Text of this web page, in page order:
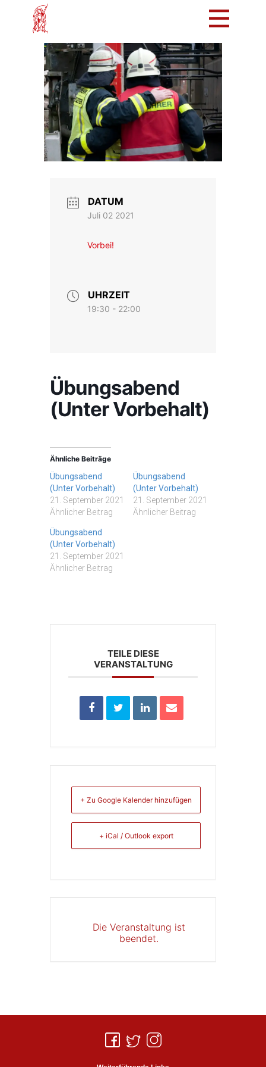
Mach mit!
Löschzug
Tradition
Bürger
Intern
DATUM
Juli 02 2021
Vorbei!
UHRZEIT
19:30 - 22:00
Übungsabend
(Unter Vorbehalt)
Ähnliche Beiträge
Übungsabend
(Unter Vorbehalt)
21. September 2021
Ähnlicher Beitrag
Übungsabend
(Unter Vorbehalt)
21. September 2021
Ähnlicher Beitrag
Übungsabend
(Unter Vorbehalt)
21. September 2021
Ähnlicher Beitrag
TEILE DIESE
VERANSTALTUNG
+ Zu Google Kalender hinzufügen
+ iCal / Outlook export
Die Veranstaltung ist
beendet.